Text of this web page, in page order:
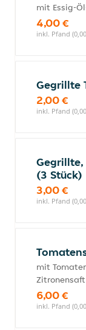
mit Essig-
4,00 €
inkl. Pfand
Gegrillte
2,00 €
inkl. Pfand
(3 Stück)
3,00 €
inkl. Pfand
mit
6,00 €
inkl. Pfand